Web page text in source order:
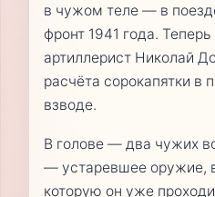
в чужом теле — в
фронт 1941 года.
артиллерист Николай
расчёта сорокапятки в
взводе.
В голове — два чужих
— устаревшее оружие,
которую он уже